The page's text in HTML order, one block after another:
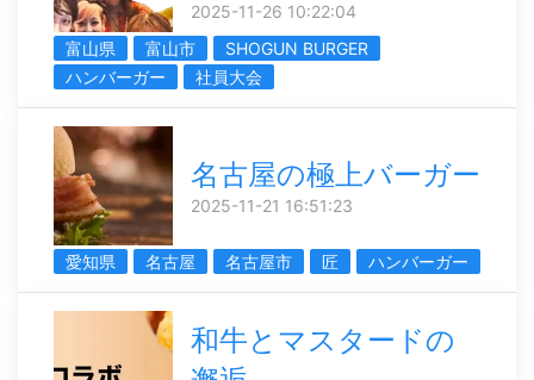
2025-11-26 10:22:04
富山県
富山市
SHOGUN BURGER
ハンバーガー
社員大会
名古屋の極上バーガー
2025-11-21 16:51:23
愛知県 名古屋 名古屋市 匠 ハンバーガー
和牛とマスタードの